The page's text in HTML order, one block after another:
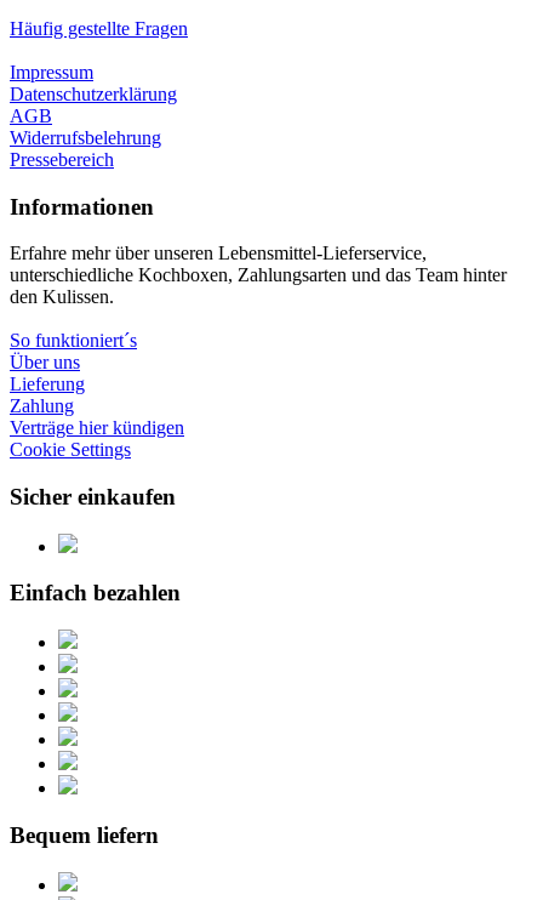
Häufig gestellte Fragen
Impressum
Datenschutzerklärung
AGB
Widerrufsbelehrung
Pressebereich
Informationen
Erfahre mehr über unseren Lebensmittel-Lieferservice,
unterschiedliche Kochboxen, Zahlungsarten und das Team hinter
den Kulissen.
So funktioniert´s
Über uns
Lieferung
Zahlung
Verträge hier kündigen
Cookie Settings
Sicher einkaufen
Einfach bezahlen
Bequem liefern